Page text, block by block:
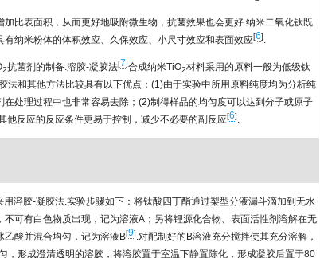
比表面积，从而更好地吸附微生物，抗菌效果也会更好.纳米二氧化钛既
纳米粉体的体积效应、久保效应、小尺寸效应和表面效应[6].
2抗菌剂的制备.溶胶-凝胶法[7]合成纳米TiO2材料采用的原料一般为低级钛
法和其他方法比较具有以下优点：(1)由于实验中所用原料纯度均为分析纯
处理过程中也非常容易去除；(2)制得样品的均匀度可以达到分子或原子
他反应的反应条件更易于控制，减少不必要的副反应[6].
用溶胶-凝胶法.实验步骤如下：将钛酸四丁酯通过梨型分液漏斗滴加到无水
可有白色物质出现，记为溶液A；另将锂源化合物、表面活性剂溶解在无
乙酸并混合均匀，记为溶液B[9].对配制好的B溶液充分搅拌使其充分溶解，
，形成澄清透明的溶胶，将溶胶置于室温下静置陈化，形成凝胶后置于80